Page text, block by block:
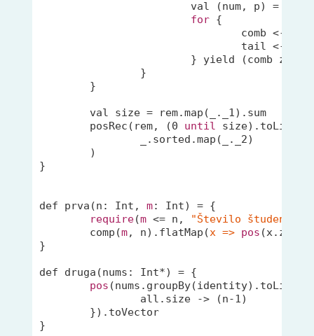
for {
} yield (comb zip
	val size = rem.map(
._1).sum
	posRec(rem, (
0 until
.sorted.map(
._2)
}
def prva(n: Int, m: Int) = {
require(m <= n,
"Število študentov
	comp(
m, n).flatMap(x => pos
}
def druga(nums: Int*) = {
pos
		all.size -> (n-
1 )
}